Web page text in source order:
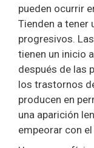
pueden ocurrir
Tienden a tener
progresivos.
tienen un inicio
después de las
los trastornos
producen en
una aparición
empeorar con